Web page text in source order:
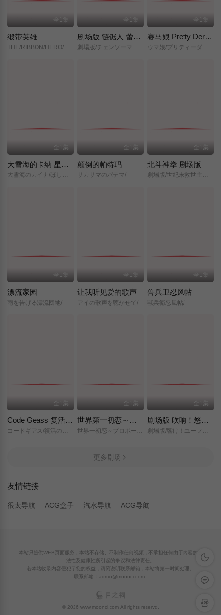
全1集
缎带英雄
全1集
剧场版 链锯人 蕾塞篇(正式版)
全1集
赛马娘 Pretty Derby 新时代之门
全1集
大雪海的卡纳 星之贤者
大雪海のカイナ/ほしのけんじゃ/
全1集
颠倒的帕特玛
サカサマのパテマ/
全1集
北斗神拳 剧场版
劇場版/世紀末救世主伝説/北斗の拳/
全1集
漂流家园
雨を告げる漂流団地/
全1集
让我听见爱的歌声
アイの歌声を聴かせて/
全1集
兽兵卫忍风帖
獣兵衛忍風帖/
全1集
Code Geass 复活的鲁路修
全1集
世界第一初恋～求婚篇～
全1集
剧场版 吹响！悠风号～想要传达的旋律～
更多剧场
友情链接
很太导航 ACG盒子 汽水导航 ACG导航
深色模
留言反
APP下
本站只提供WEB页面服务，本站不存储、不制作任何视频，不承担任何由于内容的合
法性及健康性所引起的争议和法律责任。
若本站收录内容侵犯了您的权益，请附说明联系邮箱，本站将第一时间处理。
联系邮箱：admin@moonci.com
© 2026 www.moonci.com All rights reservd.